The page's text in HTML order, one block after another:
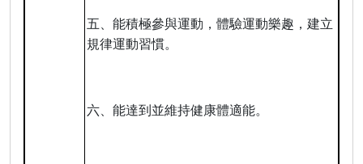
五、能積極參與運動，體驗運動樂趣，建立
規律運動習慣。
六、能達到並維持健康體適能。